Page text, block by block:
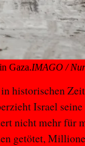
Gaza.IMAGO /
historischen
Israel
nicht mehr für
getötet,